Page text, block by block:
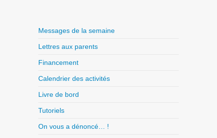
Messages de la semaine
Lettres aux parents
Financement
Calendrier des activités
Livre de bord
Tutoriels
On vous a dénoncé… !